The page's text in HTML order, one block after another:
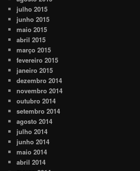
julho 2015
junho 2015
maio 2015
abril 2015
março 2015
fevereiro 2015
janeiro 2015
dezembro 2014
novembro 2014
outubro 2014
setembro 2014
agosto 2014
julho 2014
junho 2014
maio 2014
abril 2014